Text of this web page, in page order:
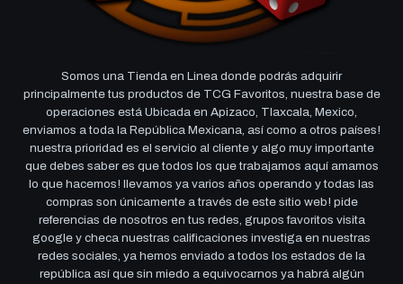
Somos una Tienda en Linea donde podrás adquirir
principalmente tus productos de TCG Favoritos, nuestra base de
operaciones está Ubicada en Apizaco, Tlaxcala, Mexico,
enviamos a toda la República Mexicana, así como a otros países!
nuestra prioridad es el servicio al cliente y algo muy importante
que debes saber es que todos los que trabajamos aquí amamos
lo que hacemos! llevamos ya varios años operando y todas las
compras son únicamente a través de este sitio web! pide
referencias de nosotros en tus redes, grupos favoritos visita
google y checa nuestras calificaciones investiga en nuestras
redes sociales, ya hemos enviado a todos los estados de la
república así que sin miedo a equivocarnos ya habrá algún